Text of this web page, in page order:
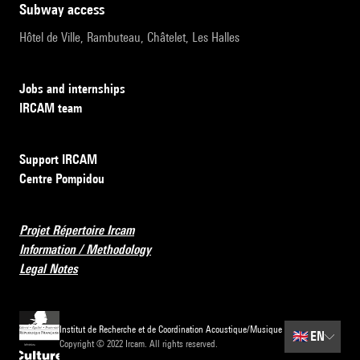
subway access
Hôtel de Ville, Rambuteau, Châtelet, Les Halles
Jobs and internships
IRCAM team
Support IRCAM
Centre Pompidou
Projet Répertoire Ircam
Information / Methodology
Legal Notes
Institut de Recherche et de Coordination Acoustique/Musique
Copyright © 2022 Ircam. All rights reserved.
🇬🇧 EN